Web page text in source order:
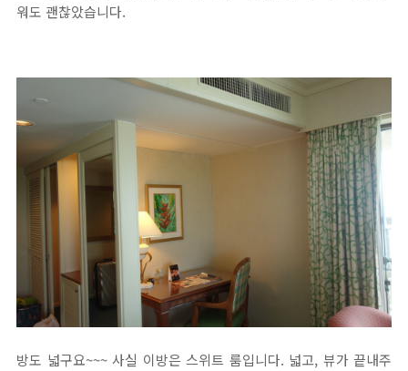
워도 괜찮았습니다.
방도 넓구요~~~ 사실 이방은 스위트 룸입니다. 넓고, 뷰가 끝내주